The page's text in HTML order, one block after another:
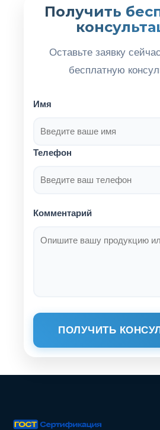
Получить
Оставьте заявку
бесплатную
Имя
Телефон
Комментарий
ПОЛУЧИТЬ